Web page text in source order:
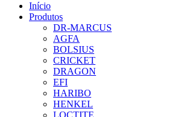
Início
Produtos
DR-MARCUS
AGFA
BOLSIUS
CRICKET
DRAGON
EFI
HARIBO
HENKEL